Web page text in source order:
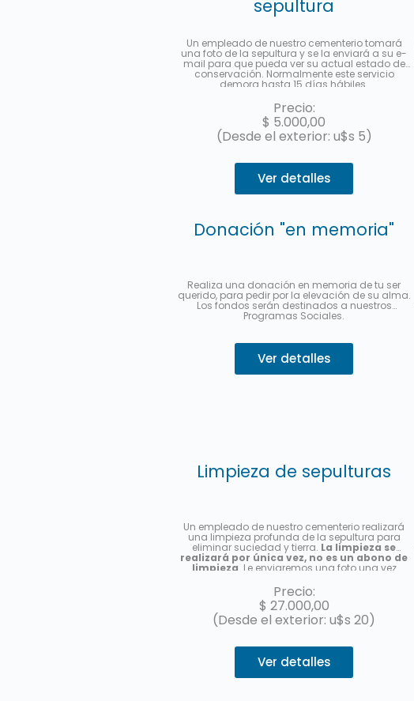
sepultura
Un empleado de nuestro cementerio tomará
una foto de la sepultura y se la enviará a su e-
mail para que pueda ver su actual estado de
conservación. Normalmente este servicio
demora hasta 15 días hábiles.
Precio:
$ 5.000,00
(Desde el exterior: u$s 5)
Ver detalles
Donación "en memoria"
Realiza una donación en memoria de tu ser
querido, para pedir por la elevación de su alma.
Los fondos serán destinados a nuestros
Programas Sociales.
Ver detalles
Limpieza de sepulturas
Un empleado de nuestro cementerio realizará
una limpieza profunda de la sepultura para
eliminar suciedad y tierra. La limpieza se
realizará por única vez, no es un abono de
limpieza . Le enviaremos una foto una vez
Precio:
$ 27.000,00
(Desde el exterior: u$s 20)
Ver detalles